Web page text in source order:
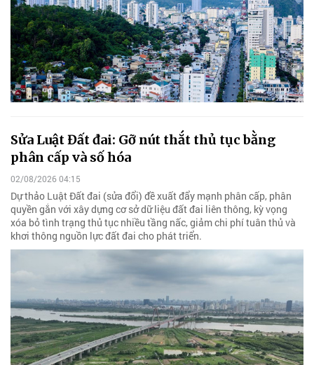
Sửa Luật Đất đai: Gỡ nút thắt thủ tục bằng
phân cấp và số hóa
02/08/2026 04:15
Dự thảo Luật Đất đai (sửa đổi) đề xuất đẩy mạnh phân cấp, phân
quyền gắn với xây dựng cơ sở dữ liệu đất đai liên thông, kỳ vọng
xóa bỏ tình trạng thủ tục nhiều tầng nấc, giảm chi phí tuân thủ và
khơi thông nguồn lực đất đai cho phát triển.